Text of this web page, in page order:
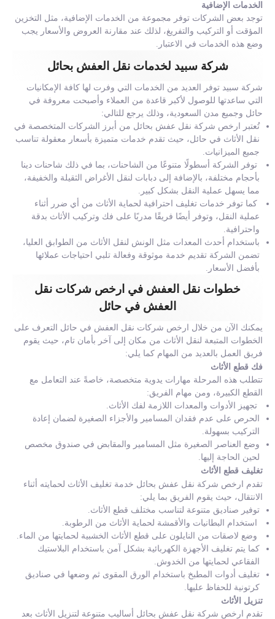
الخدمات الإضافية
توجد بعض الشركات توفر مجموعة من الخدمات الإضافية، مثل التخزين
المؤقت أو التركيب والتفريغ، لذلك عند مقارنة العروض والأسعار يجب
وضع هذه الخدمات في الاعتبار.
شركة سبيد لخدمات نقل العفش بحائل
شركة سبيد توفر العديد من الخدمات التي وفرت لها كافة الإمكانيات
التي ساعدتها للوصول لأكبر قاعدة من العملاء وأصبحت معروفة في
حائل وجميع مدن السعودية، وذلك يرجع للتالي:
تُعتبر ارخص شركة نقل عفش بحائل من أبرز الشركات المتخصصة في
نقل الأثاث في حائل، حيث تقدم خدمات متميزة بأسعار معقولة تناسب
جميع الميزانيات.
توفر الشركة أسطولًا متنوعًا من الشاحنات، بما في ذلك شاحنات دينا
بأحجام مختلفة، بالإضافة إلى دبابات لنقل الأغراض الثقيلة والخفيفة،
مما يسهل عملية النقل بشكل كبير.
كما توفر خدمات تغليف احترافية لحماية الأثاث من أي ضرر أثناء
عملية النقل، وتوفر أيضًا فريقًا مدربًا على فك وتركيب الأثاث بدقة
واحترافية.
باستخدام أحدث المعدات مثل الونش لنقل الأثاث من الطوابق العليا،
تضمن الشركة تقديم خدمة موثوقة وفعالة تلبي احتياجات عملائها
بأفضل الأسعار.
خطوات نقل العفش في ارخص شركات نقل
العفش في حائل
يمكنك الآن من خلال ارخص شركات نقل العفش في حائل التعرف على
الخطوات المتبعة لنقل الأثاث من مكان إلى آخر بأمان تام، حيث يقوم
فريق العمل بالعديد من المهام كما يلي:
فك قطع الأثاث
تتطلب هذه المرحلة مهارات يدوية متخصصة، خاصةً عند التعامل مع
القطع الكبيرة، ومن مهام الفريق:
تجهيز الأدوات والمعدات اللازمة لفك الأثاث.
الحرص على عدم فقدان المسامير والأجزاء الصغيرة لضمان إعادة
التركيب بسهولة.
وضع العناصر الصغيرة مثل المسامير والمقابض في صندوق مخصص
لحين الحاجة إليها.
تغليف قطع الأثاث
تقدم ارخص شركة نقل عفش بحائل خدمة تغليف الأثاث لحمايته أثناء
الانتقال، حيث يقوم الفريق بما يلي:
توفير صناديق متنوعة لتناسب مختلف قطع الأثاث.
استخدام البطانيات والأقمشة لحماية الأثاث من الرطوبة.
وضع لاصقات من النايلون على قطع الأثاث الخشبية لحمايتها من الماء.
كما يتم تغليف الأجهزة الكهربائية بشكل آمن باستخدام البلاستيك
الفقاعي لحمايتها من الخدوش.
تغليف أدوات المطبخ باستخدام الورق المقوى ثم وضعها في صناديق
كرتونية للحفاظ عليها.
تنزيل الأثاث
تقدم ارخص شركة نقل عفش بحائل أساليب متنوعة لتنزيل الأثاث بعد